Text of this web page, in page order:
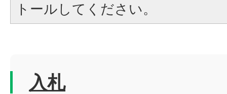
トールしてください。
入札